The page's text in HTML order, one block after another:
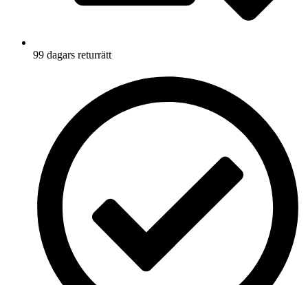
99 dagars returrätt